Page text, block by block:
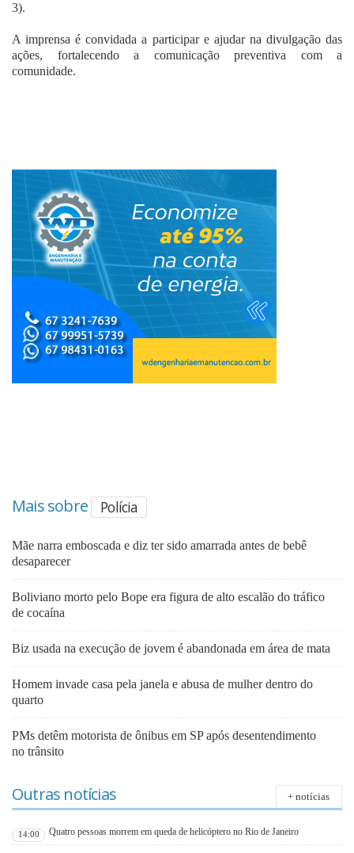
3).
A imprensa é convidada a participar e ajudar na divulgação das
ações, fortalecendo a comunicação preventiva com a
comunidade.
Mais sobre Polícia
Mãe narra emboscada e diz ter sido amarrada antes de bebê
desaparecer
Boliviano morto pelo Bope era figura de alto escalão do tráfico
de cocaína
Biz usada na execução de jovem é abandonada em área de mata
Homem invade casa pela janela e abusa de mulher dentro do
quarto
PMs detêm motorista de ônibus em SP após desentendimento
no trânsito
Outras notícias + notícias
14:00 Quatro pessoas morrem em queda de helicóptero no Rio de Janeiro